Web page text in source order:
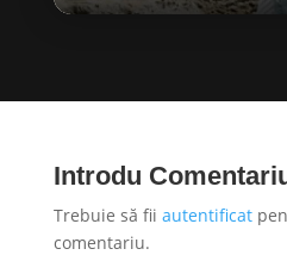
Introdu
Trebuie să fii autentificat
comentariu.